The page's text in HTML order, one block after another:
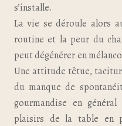
s’installe.
La vie se déroule alors
routine et la peur du
peut dégénérer en
Une attitude têtue,
du manque de
gourmandise en
plaisirs de la table en